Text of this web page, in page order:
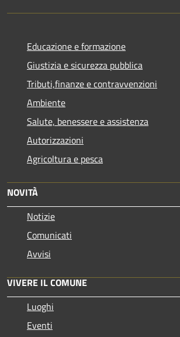
Educazione e formazione
Giustizia e sicurezza pubblica
Tributi,finanze e contravvenzioni
Ambiente
Salute, benessere e assistenza
Autorizzazioni
Agricoltura e pesca
NOVITÀ
Notizie
Comunicati
Avvisi
VIVERE IL COMUNE
Luoghi
Eventi